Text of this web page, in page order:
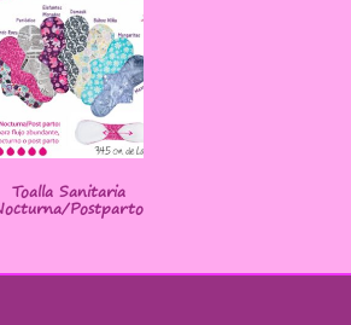
Toalla Sanitaria
Postparto